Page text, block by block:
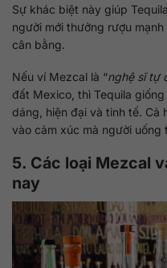
Sự khác biệt này giúp
người mới thưởng rượu
cân bằng.
Nếu ví Mezcal là “nghệ sĩ tự
đất Mexico, thì Tequila giống
dáng, hiện đại và tinh tế. Cả
vào cảm xúc mà người uống
5. Các loại Mezcal
nay